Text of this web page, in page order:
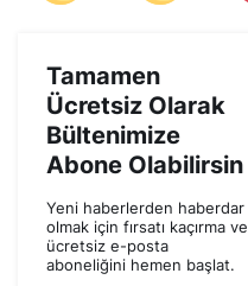
Tamamen
Ücretsiz Olarak
Bültenimize
Abone Olabilirsin
Yeni haberlerden haberdar
olmak için fırsatı kaçırma ve
ücretsiz e-posta
aboneliğini hemen başlat.